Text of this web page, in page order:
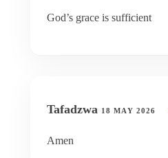
God’s grace is sufficient
Tafadzwa 18 MAY 2026
Amen